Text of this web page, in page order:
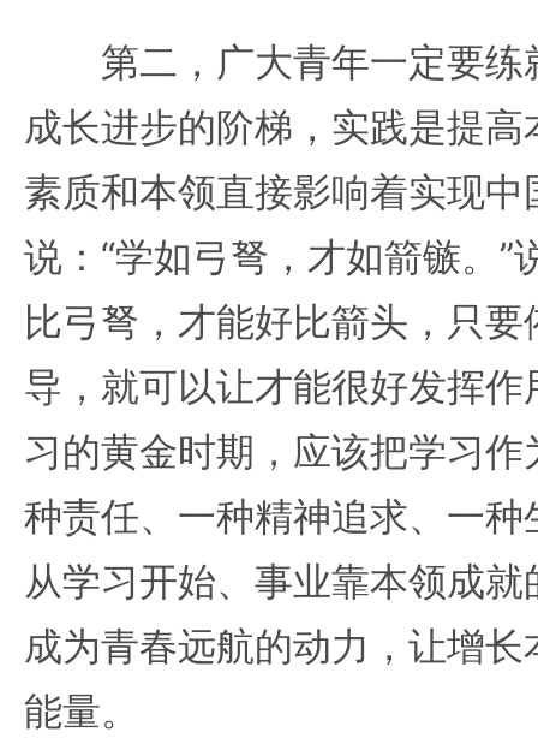
第二，广大青年一定要练
成长进步的阶梯，实践是提
素质和本领直接影响着实现
说：“学如弓弩，才如箭镞。”
比弓弩，才能好比箭头，只
导，就可以让才能很好发挥
习的黄金时期，应该把学习
种责任、一种精神追求、一
从学习开始、事业靠本领成
成为青春远航的动力，让增
能量。